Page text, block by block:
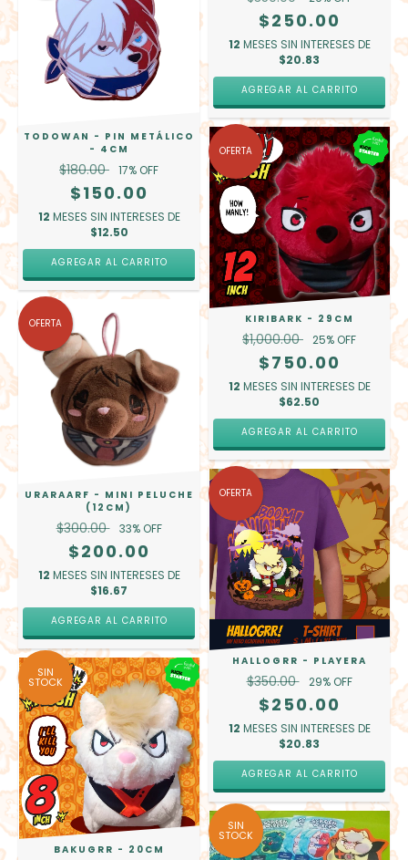
$250.00
12 MESES SIN INTERESES DE
$20.83
AGREGAR AL CARRITO
TODOWAN - PIN METÁLICO
- 4CM
$180.00 17% OFF
$150.00
12 MESES SIN INTERESES DE
$12.50
AGREGAR AL CARRITO
OFERTA
KIRIBARK - 29CM
$1,000.00 25% OFF
$750.00
12 MESES SIN INTERESES DE
$62.50
AGREGAR AL CARRITO
OFERTA
URARAARF - MINI PELUCHE
(12CM)
$300.00 33% OFF
$200.00
12 MESES SIN INTERESES DE
$16.67
AGREGAR AL CARRITO
OFERTA
HALLOGRR - PLAYERA
$350.00 29% OFF
$250.00
12 MESES SIN INTERESES DE
$20.83
AGREGAR AL CARRITO
SIN
STOCK
BAKUGRR - 20CM
SIN
STOCK